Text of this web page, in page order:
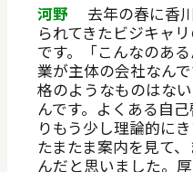
河野 去年の春に香
られてきたビジキャ
です。「こんなのあ
業が主体の会社なん
格のようなものはな
んです。よくある自
りもう少し理論的に
たまたま案内を見て
んだと思いました。